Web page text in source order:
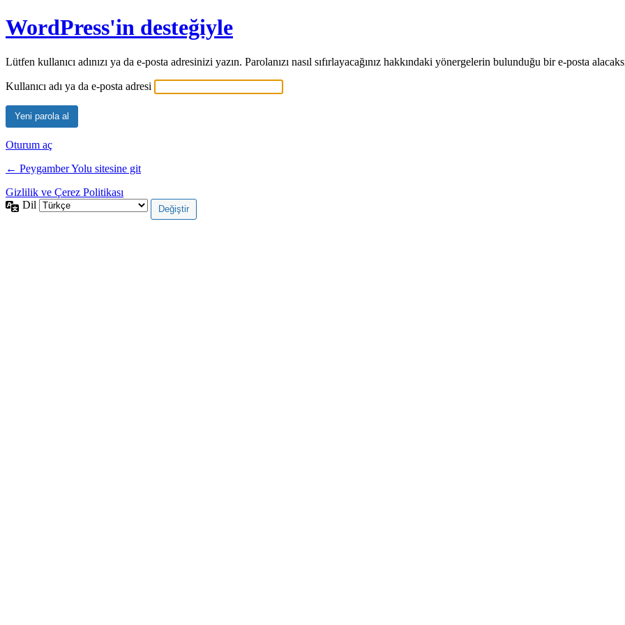
WordPress'in desteğiyle
Lütfen kullanıcı adınızı ya da e-posta adresinizi yazın. Parolanızı nasıl sıfırlayacağınız hakkındaki yönergelerin bulunduğu bir e-posta
Kullanıcı adı ya da e-posta adresi
Oturum aç
← Peygamber Yolu sitesine git
Gizlilik ve Çerez Politikası
Dil